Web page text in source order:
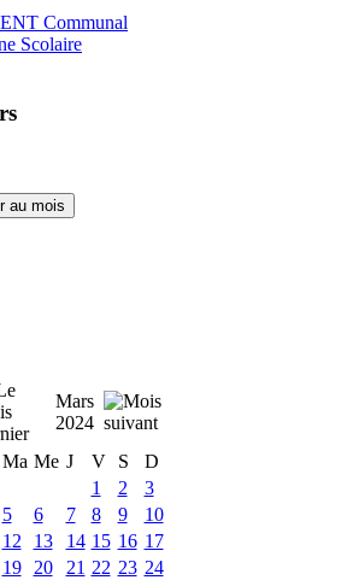
Communal
Scolaire
au mois
Mars
2024
Ma Me J V S
D
1
2
3
5 6 7 8 9
10
12 13 14 15 16 17
19 20 21 22 23 24